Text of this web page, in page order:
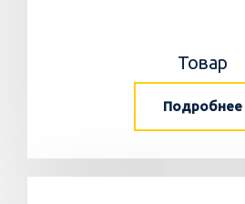
Товар
Подробнее